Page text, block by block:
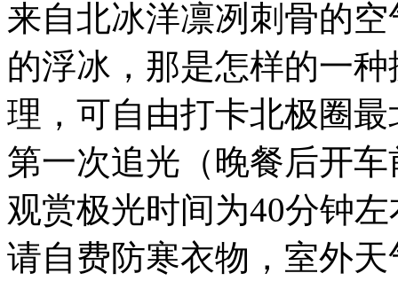
来自北冰洋凛冽刺骨的
的浮冰，那是怎样的一
理，可自由打卡北极圈
第一次追光（晚餐后开
观赏极光时间为40分钟
请自费防寒衣物，室外